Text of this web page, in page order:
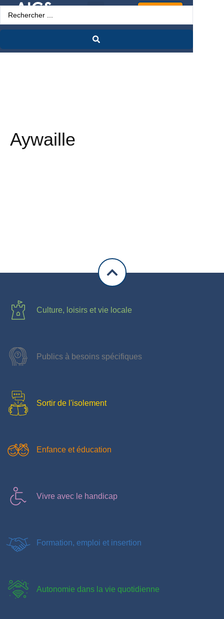
Aywaille
Culture, loisirs et vie locale
Publics à besoins spécifiques
Sortir de l'isolement
Enfance et éducation
Vivre avec le handicap
Formation, emploi et insertion
Autonomie dans la vie quotidienne